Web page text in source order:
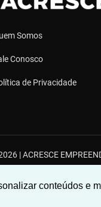
conteúdos e
Somos
Conosco
de Privacidade
| ACRESCE